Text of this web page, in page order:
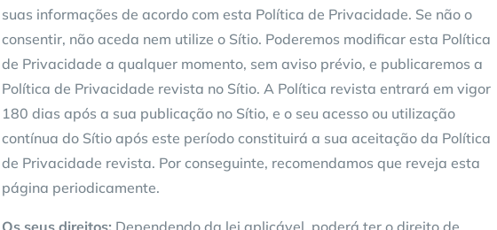
suas informações de acordo com esta Política de Privacidade. Se não o
consentir, não aceda nem utilize o Sítio. Poderemos modificar esta Política
de Privacidade a qualquer momento, sem aviso prévio, e publicaremos a
Política de Privacidade revista no Sítio. A Política revista entrará em vigor
180 dias após a sua publicação no Sítio, e o seu acesso ou utilização
contínua do Sítio após este período constituirá a sua aceitação da Política
de Privacidade revista. Por conseguinte, recomendamos que reveja esta
página periodicamente.
Os seus direitos: Dependendo da lei aplicável, poderá ter o direito de